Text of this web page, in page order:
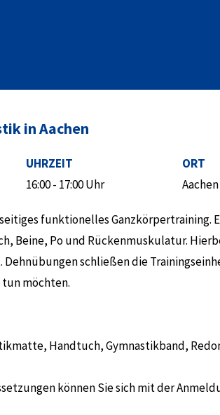
in Aachen
UHRZEIT ORT
16:00 - 17:00 Uhr Aachen
funktionelles Ganzkörpertraining.
Beine, Po und Rückenmuskulatur.
schließen die
möchten.
Handtuch, Gymnastikband,
können Sie sich mit der